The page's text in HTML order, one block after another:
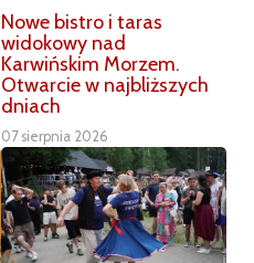
Nowe bistro i taras
widokowy nad
Karwińskim Morzem.
Otwarcie w najbliższych
dniach
07 sierpnia 2026